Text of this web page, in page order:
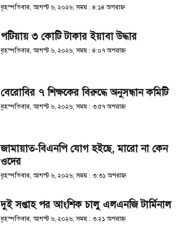
বৃহস্পতিবার, আগস্ট ৬, ২০২৬; সময় : ৪:১৪ অপরাহ্ণ
পটিয়ায় ৩ কোটি টাকার ইয়াবা উদ্ধার
বৃহস্পতিবার, আগস্ট ৬, ২০২৬; সময় : ৪:০৭ অপরাহ্ণ
বেরোবির ৭ শিক্ষকের বিরুদ্ধে অনুসন্ধান কমিটি
বৃহস্পতিবার, আগস্ট ৬, ২০২৬; সময় : ৩:৫৭ অপরাহ্ণ
জামায়াত-বিএনপি যোগ হইছে, মারো না কেন
ওদের
বৃহস্পতিবার, আগস্ট ৬, ২০২৬; সময় : ৩:৩১ অপরাহ্ণ
দুই সপ্তাহ পর আংশিক চালু এলএনজি টার্মিনাল
বৃহস্পতিবার, আগস্ট ৬, ২০২৬; সময় : ৩:২১ অপরাহ্ণ